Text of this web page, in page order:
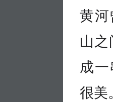
黄河
山
成
很美